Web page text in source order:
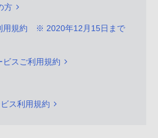
方
用規約 ※ 2020年12月15日まで
ビスご利用規約
ス利用規約